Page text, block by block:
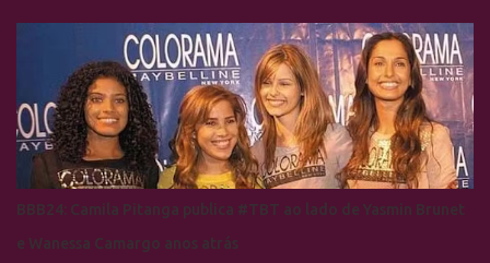
cantar não se resume apenas a isso. É necessário conhecer técnicas
de respiração e saber utilizá-las para potencializar a voz. Essas
habilidades estão sendo lapidadas com o tempo, e ela tem se
dedicado aulas de canto para aprimorar seu desempenho vocal.
Uma parceria surpreendente Antes de se tornar famosa, Juliete era
fã do cantor João Gomes e costumava frequentar seus shows. Em
um desses eventos, ela teve a oportunidade de subir ao palco e
cantar ao lado do seu ídolo. Juliete escolheu uma música do
próprio cantor para interpretar, demonstrando seu bom gosto
BBB24: Camila Pitanga publica #TBT ao lado de Yasmin Brunet
e Wanessa Camargo anos atrás